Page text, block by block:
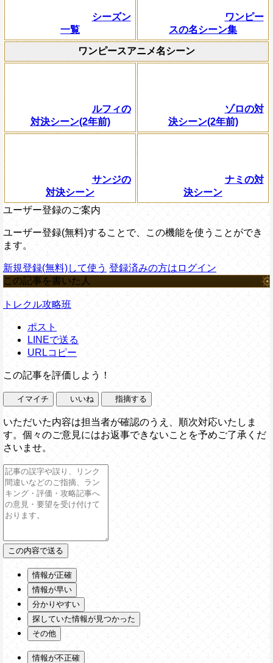
シーズン
一覧
ワンピー
スの名シーン集
ワンピースアニメ名シーン
ルフィの
対決シーン(2年前)
ゾロの対
決シーン(2年前)
サンジの
対決シーン
ナミの対
決シーン
ユーザー登録のご案内
ユーザー登録(無料)することで、この機能を使うことができ
ます。
新規登録(無料)して使う 登録済みの方はログイン
この記事を書いた人
トレクル攻略班
ポスト
LINEで送る
URLコピー
この記事を評価しよう！
イマイチ いいね 指摘する
いただいた内容は担当者が確認のうえ、順次対応いたしま
す。個々のご意見にはお返事できないことを予めご了承くだ
さいませ。
情報が正確
情報が早い
分かりやすい
探していた情報が見つかった
その他
情報が不正確